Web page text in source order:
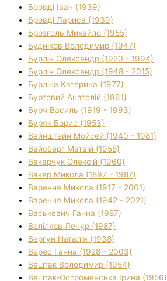
Бровді Іван (1939)
Бровді Лариса (1939)
Брозголь Михайло (1955)
Будніков Володимир (1947)
Бурлін Олександр (1920 - 1994)
Бурлін Олександр (1948 - 2015)
Бурліна Катерина (1977)
Буртовий Анатолій (1961)
Бурч Василь (1919 - 1993)
Буряк Борис (1953)
Вайнштейн Мойсей (1940 - 1981)
Вайсберг Матвій (1958)
Вакарчук Олексій (1960)
Вакер Микола (1897 - 1987)
Варення Микола (1917 - 2001)
Варення Микола (1942 - 2021)
Васькевич Ганна (1987)
Веліляєв Ленур (1987)
Вергун Наталія (1938)
Верес Ганна (1928 - 2003)
Вештак Володимир (1954)
Вештак-Остроменська Ірина (1956)